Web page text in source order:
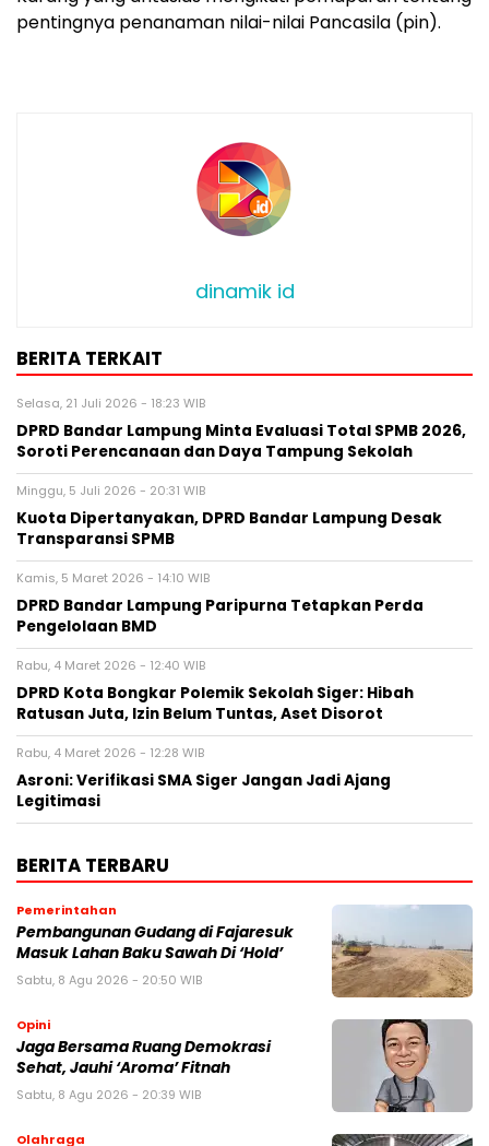
pentingnya penanaman nilai-nilai Pancasila (pin).
dinamik id
BERITA TERKAIT
Selasa, 21 Juli 2026 - 18:23 WIB
DPRD Bandar Lampung Minta Evaluasi Total SPMB 2026,
Soroti Perencanaan dan Daya Tampung Sekolah
Minggu, 5 Juli 2026 - 20:31 WIB
Kuota Dipertanyakan, DPRD Bandar Lampung Desak
Transparansi SPMB
Kamis, 5 Maret 2026 - 14:10 WIB
DPRD Bandar Lampung Paripurna Tetapkan Perda
Pengelolaan BMD
Rabu, 4 Maret 2026 - 12:40 WIB
DPRD Kota Bongkar Polemik Sekolah Siger: Hibah
Ratusan Juta, Izin Belum Tuntas, Aset Disorot
Rabu, 4 Maret 2026 - 12:28 WIB
Asroni: Verifikasi SMA Siger Jangan Jadi Ajang
Legitimasi
BERITA TERBARU
Pemerintahan
Pembangunan Gudang di Fajaresuk
Masuk Lahan Baku Sawah Di ‘Hold’
Sabtu, 8 Agu 2026 - 20:50 WIB
Opini
Jaga Bersama Ruang Demokrasi
Sehat, Jauhi ‘Aroma’ Fitnah
Sabtu, 8 Agu 2026 - 20:39 WIB
Olahraga